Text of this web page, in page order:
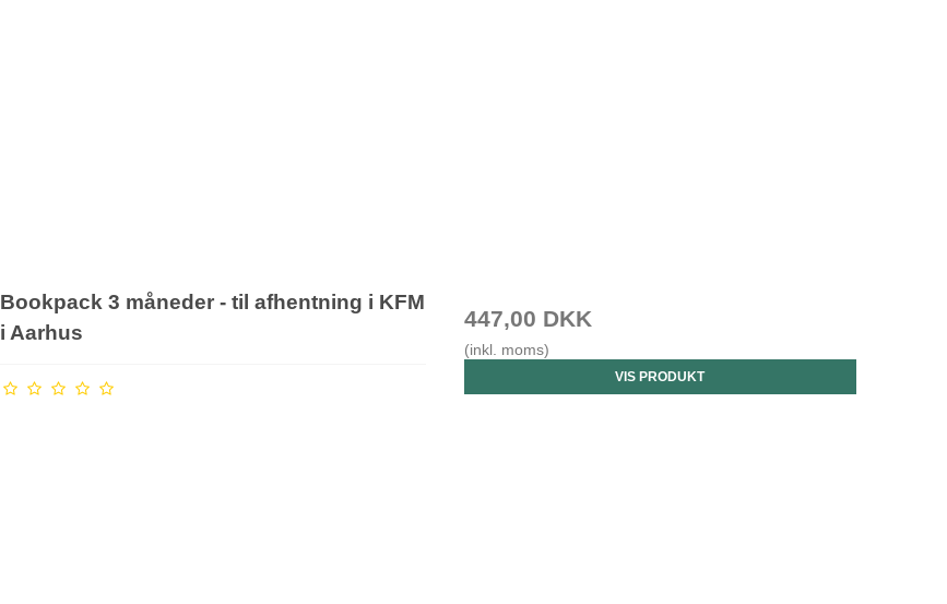
Bookpack 3 måneder - til afhentning i KFM
i Aarhus
447,00 DKK
(inkl. moms)
VIS PRODUKT